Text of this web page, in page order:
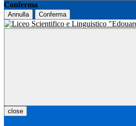
Conferma
Annulla Conferma
close